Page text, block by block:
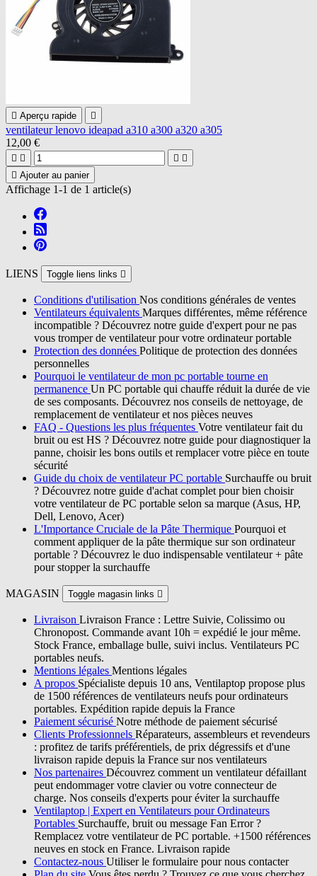
 Aperçu rapide 
ventilateur lenovo ideapad a310 a300 a320 a305
12,00 €
   
 Ajouter au panier
Affichage 1-1 de 1 article(s)
LIENS Toggle liens links 
Conditions d'utilisation Nos conditions générales de ventes
Ventilateurs équivalents Marques différentes, même référence
incompatible ? Découvrez notre guide d'expert pour ne pas
vous tromper de ventilateur pour votre ordinateur portable
Protection des données Politique de protection des données
personnelles
Pourquoi le ventilateur de mon pc portable tourne en
permanence Un PC portable qui chauffe réduit la durée de vie
de ses composants. Découvrez nos conseils de nettoyage, de
remplacement de ventilateur et nos pièces neuves
FAQ - Questions les plus fréquentes Votre ventilateur fait du
bruit ou est HS ? Découvrez notre guide pour diagnostiquer la
panne, choisir les bons outils et remplacer votre pièce en toute
sécurité
Guide du choix de ventilateur PC portable Surchauffe ou bruit
? Découvrez notre guide d'achat complet pour bien choisir
votre ventilateur de PC portable selon sa marque (Asus, HP,
Dell, Lenovo, Acer)
L'Importance Cruciale de la Pâte Thermique Pourquoi et
comment appliquer de la pâte thermique sur son ordinateur
portable ? Découvrez le duo indispensable ventilateur + pâte
pour stopper la surchauffe
MAGASIN Toggle magasin links 
Livraison Livraison France : Lettre Suivie, Colissimo ou
Chronopost. Commande avant 10h = expédié le jour même.
Stock France, emballage bulle, suivi inclus. Ventilateurs PC
portables neufs.
Mentions légales Mentions légales
A propos Spécialiste depuis 10 ans, Ventilaptop propose plus
de 1500 références de ventilateurs neufs pour ordinateurs
portables. Expédition rapide depuis la France
Paiement sécurisé Notre méthode de paiement sécurisé
Clients Professionnels Réparateurs, assembleurs et revendeurs
: profitez de tarifs préférentiels, de prix dégressifs et d'une
livraison rapide depuis la France sur nos ventilateurs
Nos partenaires Découvrez comment un ventilateur défaillant
peut endommager votre clavier ou votre connecteur de
charge. Nos conseils d'experts pour éviter la surchauffe
Ventilaptop | Expert en Ventilateurs pour Ordinateurs
Portables Surchauffe, bruit ou message Fan Error ?
Remplacez votre ventilateur de PC portable. +1500 références
neuves en stock en France. Livraison rapide
Contactez-nous Utiliser le formulaire pour nous contacter